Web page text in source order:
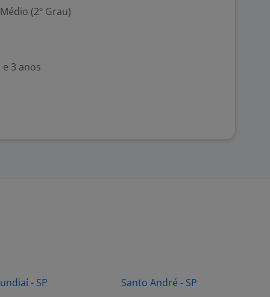
(2º Grau)
3 anos
- SP
Santo André - SP